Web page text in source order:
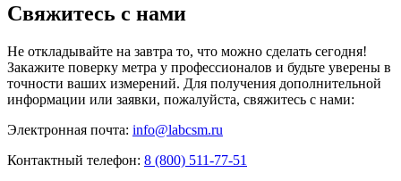
Свяжитесь с нами
Не откладывайте на завтра то, что можно сделать сегодня!
Закажите поверку метра у профессионалов и будьте уверены в
точности ваших измерений. Для получения дополнительной
информации или заявки, пожалуйста, свяжитесь с нами:
Электронная почта: info@labcsm.ru
Контактный телефон: 8 (800) 511-77-51